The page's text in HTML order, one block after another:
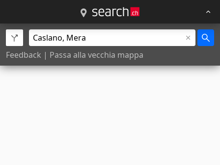
Feedback | Passa alla vecchia mappa